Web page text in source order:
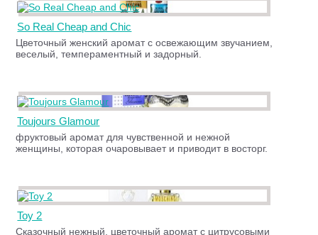
So Real Cheap and Chic
Цветочный женский аромат с освежающим звучанием,
веселый, темпераментный и задорный.
Toujours Glamour
фруктовый аромат для чувственной и нежной
женщины, которая очаровывает и приводит в восторг.
Toy 2
Сказочный нежный, цветочный аромат с цитрусовыми